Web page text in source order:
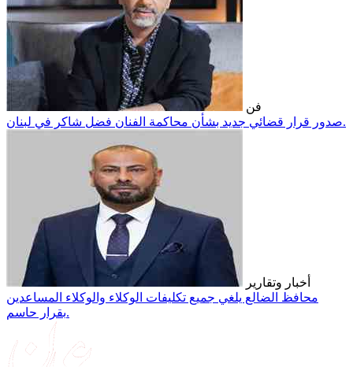
فن
صدور قرار قضائي جديد بشأن محاكمة الفنان فضل شاكر في لبنان.
أخبار وتقارير
محافظ الضالع يلغي جميع تكليفات الوكلاء والوكلاء المساعدين
بقرار حاسم.